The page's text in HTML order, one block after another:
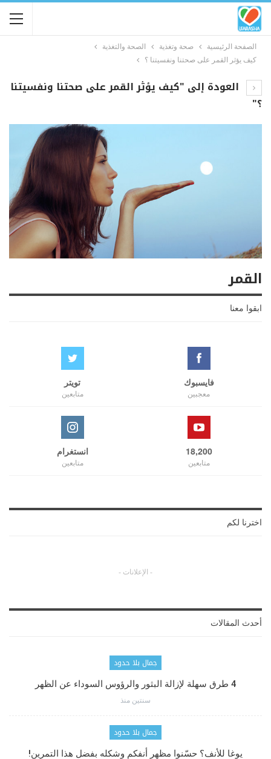
الصفحة الرئيسية صحة وتغذية
الصحة والتغذية
كيف يؤثر القمر على صحتنا ونفسيتنا ؟
العودة إلى "كيف يؤثر القمر على صحتنا ونفسيتنا
؟"
القمر
ابقوا معنا
فايسبوك
معجبين
تويتر
متابعين
18,200
متابعين
انستغرام
متابعين
اخترنا لكم
- الإعلانات -
أحدث المقالات
جمال بلا حدود
4 طرق سهلة لإزالة البثور والرؤوس السوداء عن الظهر
سنتين منذ
جمال بلا حدود
يوغا للأنف؟ حسّنوا مظهر أنفكم وشكله بفضل هذا التمرين!